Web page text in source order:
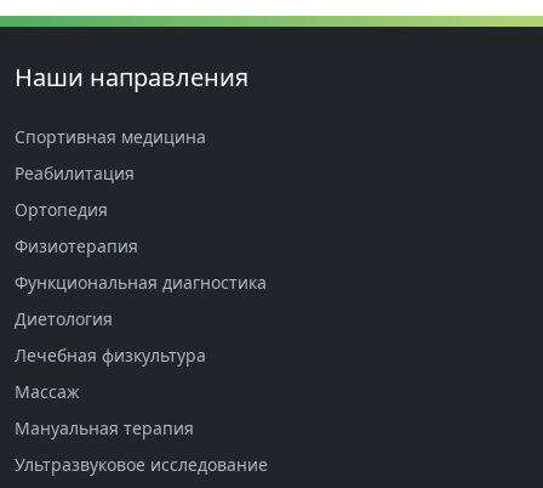
Наши направления
Спортивная медицина
Реабилитация
Ортопедия
Физиотерапия
Функциональная диагностика
Диетология
Лечебная физкультура
Массаж
Мануальная терапия
Ультразвуковое исследование